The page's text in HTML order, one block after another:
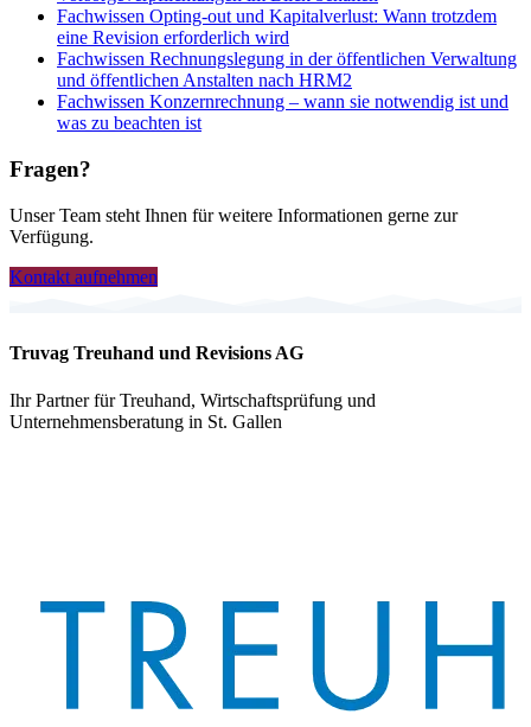
Fachwissen Opting-out und Kapitalverlust: Wann trotzdem
eine Revision erforderlich wird
Fachwissen Rechnungslegung in der öffentlichen Verwaltung
und öffentlichen Anstalten nach HRM2
Fachwissen Konzernrechnung – wann sie notwendig ist und
was zu beachten ist
Fragen?
Unser Team steht Ihnen für weitere Informationen gerne zur
Verfügung.
Kontakt aufnehmen
Truvag Treuhand und Revisions AG
Ihr Partner für Treuhand, Wirtschaftsprüfung und
Unternehmensberatung in St. Gallen